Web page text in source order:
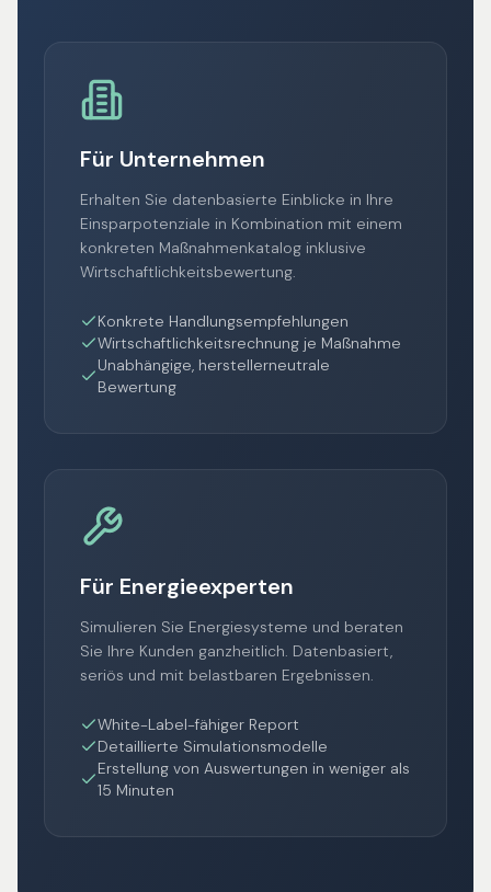
Für Unternehmen
Erhalten Sie datenbasierte Einblicke in Ihre
Einsparpotenziale in Kombination mit einem
konkreten Maßnahmenkatalog inklusive
Wirtschaftlichkeitsbewertung.
Konkrete Handlungsempfehlungen
Wirtschaftlichkeitsrechnung je Maßnahme
Unabhängige, herstellerneutrale
Bewertung
Für Energieexperten
Simulieren Sie Energiesysteme und beraten
Sie Ihre Kunden ganzheitlich. Datenbasiert,
seriös und mit belastbaren Ergebnissen.
White-Label-fähiger Report
Detaillierte Simulationsmodelle
Erstellung von Auswertungen in weniger als
15 Minuten